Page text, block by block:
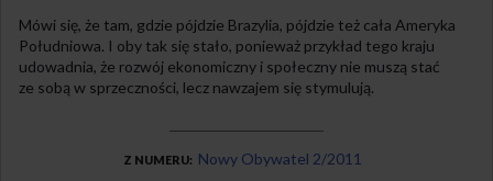
Mówi się, że tam, gdzie pójdzie Brazylia, pójdzie też cała Ameryka
Południowa. I oby tak się stało, ponieważ przykład tego kraju
udowadnia, że rozwój ekonomiczny i społeczny nie muszą stać
ze sobą w sprzeczności, lecz nawzajem się stymulują.
Z NUMERU Nowy Obywatel 2/2011